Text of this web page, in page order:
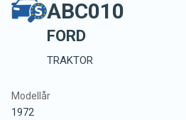
ABC010
FORD
TRAKTOR
Modellår
1972